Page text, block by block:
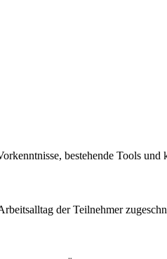
bestehende Tools und
der Teilnehmer